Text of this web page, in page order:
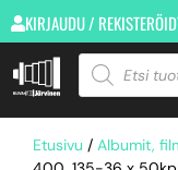
KIRJAUDU /
Etusivu / Albumit,